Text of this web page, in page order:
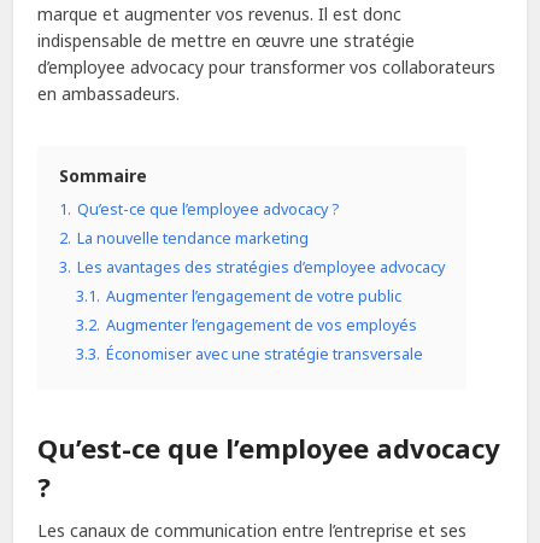
marque et augmenter vos revenus. Il est donc
indispensable de mettre en œuvre une stratégie
d’employee advocacy pour transformer vos collaborateurs
en ambassadeurs.
Sommaire
1. Qu’est-ce que l’employee advocacy ?
2. La nouvelle tendance marketing
3. Les avantages des stratégies d’employee advocacy
3.1. Augmenter l’engagement de votre public
3.2. Augmenter l’engagement de vos employés
3.3. Économiser avec une stratégie transversale
Qu’est-ce que l’employee advocacy
?
Les canaux de communication entre l’entreprise et ses